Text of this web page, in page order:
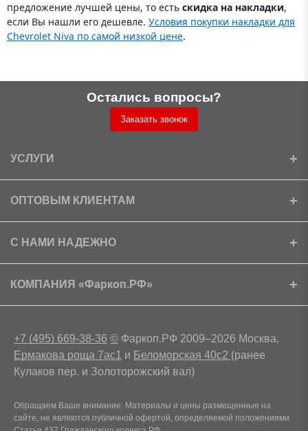
предложение лучшей цены, то есть скидка на накладки,
если Вы нашли его дешевле. Условия покупки накладки для
Chevrolet Niva по самой низкой цене.
Остались вопросы?
Заказать звонок
УСЛУГИ
Установка
Доставка
ОПТОВЫМ КЛИЕНТАМ
Ищем партнеров
Скачать прайс
С НАМИ НАДЕЖНО
Сертификаты
Условия возврата
КОМПАНИЯ «Фаркоп.РФ»
+7 (495) 669-38-36 © Фаркоп.РФ 2009–2026 Москва,
Ермакова роща 7ас1 и Беломорская 40с2 (ранее
Кулаков пер. и Золоторожский вал)
Обращаем Ваше внимание: Материалы и цены размещенные на
сайте, не являются публичной офертой, определяемой положениями